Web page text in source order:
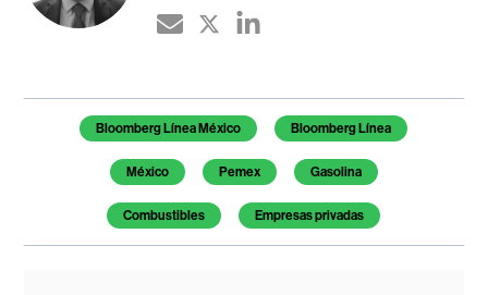
Temas de este artículo
Bloomberg Línea México Bloomberg Línea
México Pemex Gasolina
Combustibles Empresas privadas